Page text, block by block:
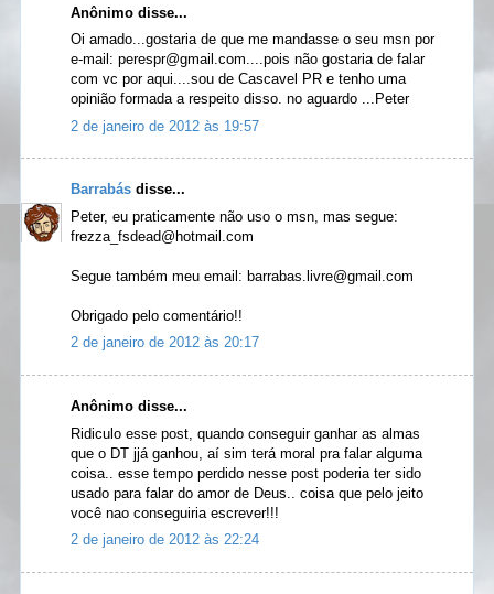
Anônimo disse...
Oi amado...gostaria de que me mandasse o seu msn por
e-mail: perespr@gmail.com....pois não gostaria de falar
com vc por aqui....sou de Cascavel PR e tenho uma
opinião formada a respeito disso. no aguardo ...Peter
2 de janeiro de 2012 às 19:57
Barrabás disse...
Peter, eu praticamente não uso o msn, mas segue:
frezza_fsdead@hotmail.com
Segue também meu email: barrabas.livre@gmail.com
Obrigado pelo comentário!!
2 de janeiro de 2012 às 20:17
Anônimo disse...
Ridiculo esse post, quando conseguir ganhar as almas
que o DT jjá ganhou, aí sim terá moral pra falar alguma
coisa.. esse tempo perdido nesse post poderia ter sido
usado para falar do amor de Deus.. coisa que pelo jeito
você nao conseguiria escrever!!!
2 de janeiro de 2012 às 22:24